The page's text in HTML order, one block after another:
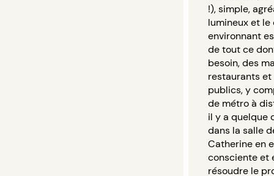
!), simple,
lumineux et
environnant
de tout ce
besoin, des
restaurants
publics, y
de métro à
il y a quelque
dans la salle
Catherine en
consciente et
résoudre le